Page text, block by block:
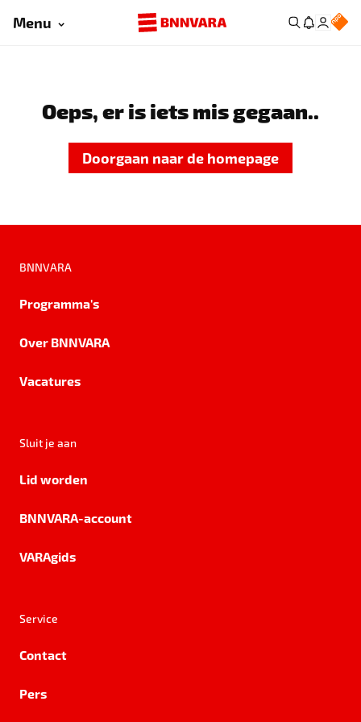
Menu
Oeps, er is iets mis gegaan..
Doorgaan naar de homepage
BNNVARA
Programma's
Over BNNVARA
Vacatures
Sluit je aan
Lid worden
BNNVARA-account
VARAgids
Service
Contact
Pers